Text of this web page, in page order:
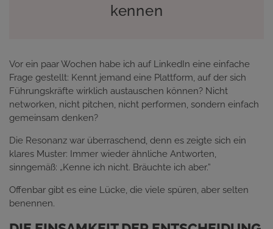
kennen
Vor ein paar Wochen habe ich auf LinkedIn eine einfache
Frage gestellt: Kennt jemand eine Plattform, auf der sich
Führungskräfte wirklich austauschen können? Nicht
networken, nicht pitchen, nicht performen, sondern einfach
gemeinsam denken?
Die Resonanz war überraschend, denn es zeigte sich ein
klares Muster: Immer wieder ähnliche Antworten,
sinngemäß: „Kenne ich nicht. Bräuchte ich aber.”
Offenbar gibt es eine Lücke, die viele spüren, aber selten
benennen.